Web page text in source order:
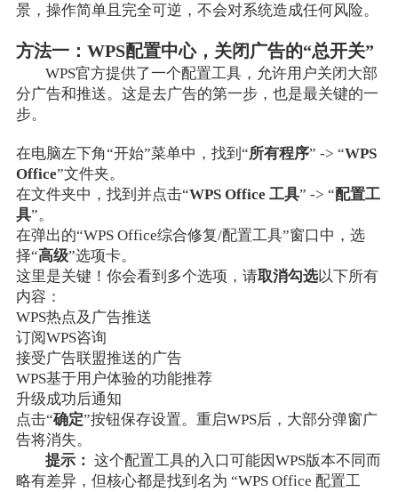
景，操作简单且完全可逆，不会对系统造成任何风险。
方法一：WPS配置中心，关闭广告的“总开关”
WPS官方提供了一个配置工具，允许用户关闭大部
分广告和推送。这是去广告的第一步，也是最关键的一
步。
在电脑左下角“开始”菜单中，找到“所有程序” -> “WPS
Office”文件夹。
在文件夹中，找到并点击“WPS Office 工具” -> “配置工
具”。
在弹出的“WPS Office综合修复/配置工具”窗口中，选
择“高级”选项卡。
这里是关键！你会看到多个选项，请取消勾选以下所有
内容：
WPS热点及广告推送
订阅WPS咨询
接受广告联盟推送的广告
WPS基于用户体验的功能推荐
升级成功后通知
点击“确定”按钮保存设置。重启WPS后，大部分弹窗广
告将消失。
提示： 这个配置工具的入口可能因WPS版本不同而
略有差异，但核心都是找到名为 “WPS Office 配置工